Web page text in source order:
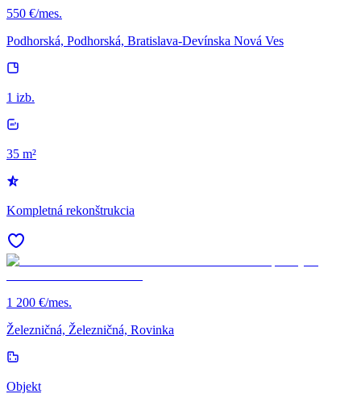
550 €/mes.
Podhorská, Podhorská, Bratislava-Devínska Nová Ves
1 izb.
35 m²
Kompletná rekonštrukcia
1 200 €/mes.
Železničná, Železničná, Rovinka
Objekt